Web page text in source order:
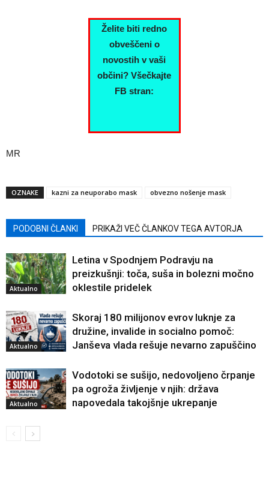
Želite biti redno
obveščeni o
novostih v vaši
občini? Všečkajte
FB stran:
MR
OZNAKE kazni za neuporabo mask obvezno nošenje mask
PODOBNI ČLANKI PRIKAŽI VEČ ČLANKOV TEGA AVTORJA
Aktualno
Letina v Spodnjem Podravju na
preizkušnji: toča, suša in bolezni močno
oklestile pridelek
Aktualno
Skoraj 180 milijonov evrov luknje za
družine, invalide in socialno pomoč:
Janševa vlada rešuje nevarno zapuščino
Aktualno
Vodotoki se sušijo, nedovoljeno črpanje
pa ogroža življenje v njih: država
napovedala takojšnje ukrepanje